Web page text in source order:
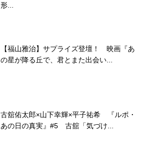
形...
【福山雅治】サプライズ登壇！ 映画『あ
の星が降る丘で、君とまた出会い...
古舘佑太郎×山下幸輝×平子祐希 『ルポ・
あの日の真実』#5 古舘「気づけ...